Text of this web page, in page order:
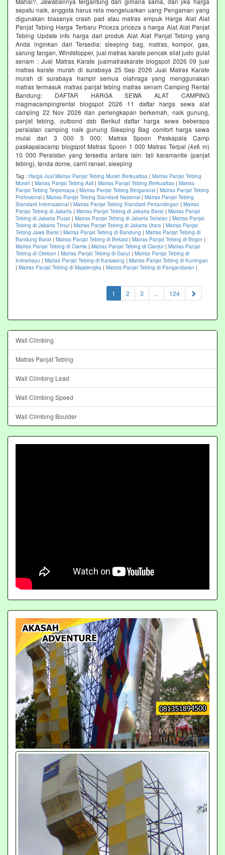
sepatu naik, anggota harus rela mengeluarkan uang Pengaman yang
digunakan biasanya crash pad atau matras empuk Harga Alat Alat
Panjat Tebing Harga Terbaru Priceza priceza s harga Alat Alat Panjat
Tebing Update info harga dari produk Alat Alat Panjat Tebing yang
Anda inginkan dari Tersedia: sleeping bag, matras, kompor, gas,
sarung tangan, Windstopper, jual matras karate pencak silat judo gulat
senam : Jual Matras Karate jualmatraskarate blogspot 2026 09 jual
matras karate murah di surabaya 25 Sep 2026 Jual Matras Karate
murah di surabaya hampir semua olahraga yang menggunakan
matras termasuk matras panjat tebing matras senam Camping Rental
Bandung: DAFTAR HARGA SEWA ALAT CAMPING
magmacampingrental blogspot 2026 11 daftar harga sewa alat
camping 22 Nov 2026 dan perlengkapan berkemah, naik gunung,
panjat tebing, outbond dsb Berikut daftar harga sewa beberapa
peralatan camping naik gunung Sleeping Bag comfort harga sewa
mulai dari 3 000 5 000; Matras Spoon Paskapala Camp
paskapalacamp blogspot Matras Spoon 1 000 Matras Terpal (4x6 m)
10 000 Peralatan yang tersedia antara lain: tali karamantle (panjat
tebing), tenda dome, carril ransel, sleeping
Tag : Harga Jual Matras Panjat Tebing Murah Berkualitas | Matras Panjat Tebing
Murah | Matras Panjat Tebing Asli | Matras Panjat Tebing Berkualitas | Matras
Panjat Tebing Terpercaya | Matras Panjat Tebing Bergaransi | Matras Panjat Tebing
Profesional | Matras Panjat Tebing Standard Nasional | Matras Panjat Tebing
Standard Internasional | Matras Panjat Tebing Standard Pertandingan | Matras
Panjat Tebing di Jakarta | Matras Panjat Tebing di Jakarta Barat | Matras Panjat
Tebing di Jakarta Pusat | Matras Panjat Tebing di Jakarta Selatan | Matras Panjat
Tebing di Jakarta Timur| Matras Panjat Tebing di Jakarta Utara | Matras Panjat
Tebing Jawa Barat | Matras Panjat Tebing di Bandung | Matras Panjat Tebing di
Bandung Barat | Matras Panjat Tebing di Bekasi | Matras Panjat Tebing di Bogor|
Matras Panjat Tebing di Ciamis | Matras Panjat Tebing di Cianjur| Matras Panjat
Tebing di Cirebon | Matras Panjat Tebing di Garut | Matras Panjat Tebing di
Indramayu | Matras Panjat Tebing di Karawang | Matras Panjat Tebing di Kuningan
| Matras Panjat Tebing di Majalengka | Matras Panjat Tebing di Pangandaran |
1 (current)
2 3 ... 124
Wall Climbing
Matras Panjat Tebing
Wall Climbing Lead
Wall Climbing Speed
Wall Climbing Boulder